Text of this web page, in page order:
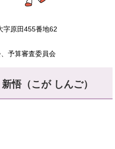
原田455番地62
予算審査委員会​
悟（こが しんご）​